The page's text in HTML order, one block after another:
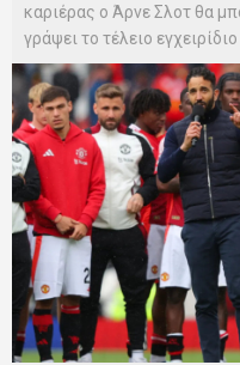
καριέρας ο Άρνε Σλοτ θα
γράψει το τέλειο εγχειρίδιο